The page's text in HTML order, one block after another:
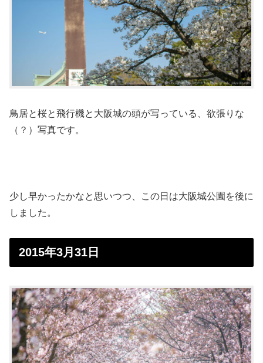
鳥居と桜と飛行機と大阪城の頭が写っている、欲張りな
（？）写真です。
少し早かったかなと思いつつ、この日は大阪城公園を後に
しました。
2015年3月31日